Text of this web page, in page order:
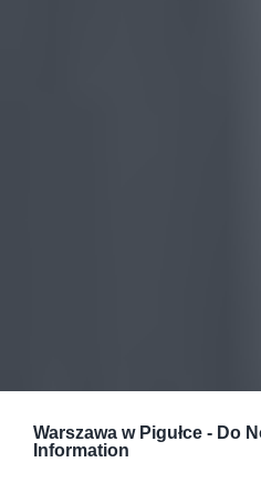
Warszawa w Pigułce - Do
Information